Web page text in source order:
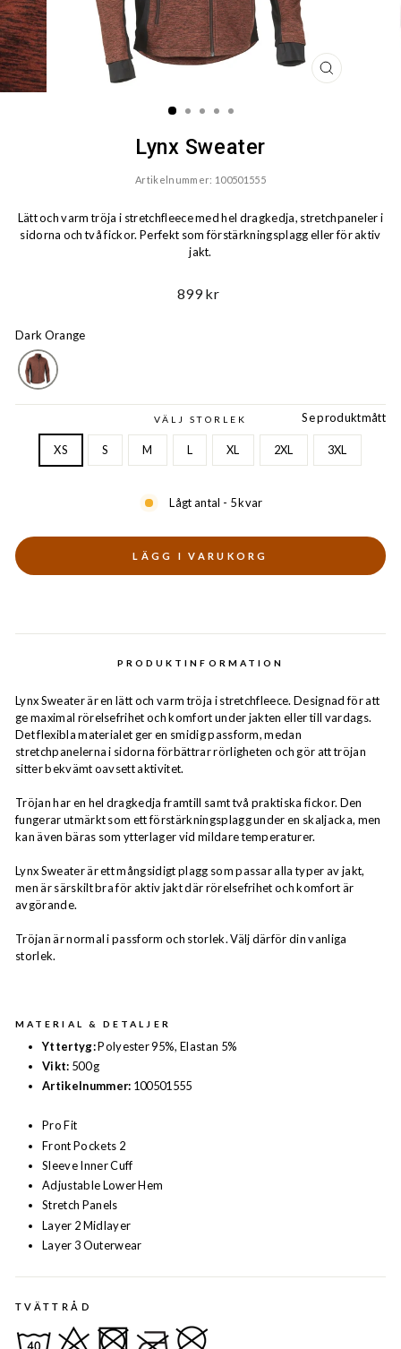
STÄNG
Lynx Sweater
Artikelnummer: 100501555
Lätt och varm tröja i stretchfleece med hel dragkedja, stretchpaneler i
sidorna och två fickor. Perfekt som förstärkningsplagg eller för aktiv
jakt.
Ord.
899 kr
Dark Orange
Se produktmått
VÄLJ STORLEK
XS S M L XL 2XL 3XL
Lågt antal - 5 kvar
LÄGG I VARUKORG
PRODUKTINFORMATION
Lynx Sweater är en lätt och varm tröja i stretchfleece. Designad för att
ge maximal rörelsefrihet och komfort under jakten eller till vardags.
Det flexibla materialet ger en smidig passform, medan
stretchpanelerna i sidorna förbättrar rörligheten och gör att tröjan
sitter bekvämt oavsett aktivitet.
Tröjan har en hel dragkedja framtill samt två praktiska fickor. Den
fungerar utmärkt som ett förstärkningsplagg under en skaljacka, men
kan även bäras som ytterlager vid mildare temperaturer.
Lynx Sweater är ett mångsidigt plagg som passar alla typer av jakt,
men är särskilt bra för aktiv jakt där rörelsefrihet och komfort är
avgörande.
Tröjan är normal i passform och storlek. Välj därför din vanliga
storlek.
MATERIAL & DETALJER
Yttertyg:Polyester 95%, Elastan 5%
Vikt: 500 g
Artikelnummer: 100501555
Pro Fit
Front Pockets 2
Sleeve Inner Cuff
Adjustable Lower Hem
Stretch Panels
Layer 2 Midlayer
Layer 3 Outerwear
TVÄTTRÅD